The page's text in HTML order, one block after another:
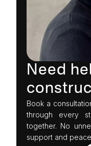
Need
Book a
through every
together. No
support and